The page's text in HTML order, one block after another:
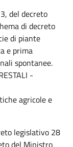
del decreto
di decreto
di piante
e prima
spontanee.
-
agricole e
legislativo 28
del Ministro